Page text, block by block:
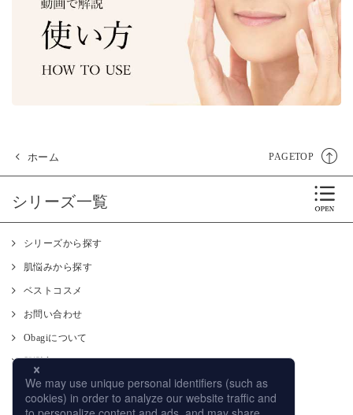
ホーム PAGETOP
シリーズ一覧
シリーズから探す
肌悩みから探す
ベストコスメ
お問い合わせ
Obagiについて
肌測定
使い方
CM